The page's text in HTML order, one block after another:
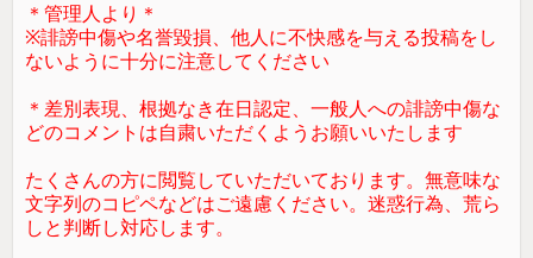
＊管理人より＊
※誹謗中傷や名誉毀損、他人に不快感を与える投稿をし
ないように十分に注意してください
＊差別表現、根拠なき在日認定、一般人への誹謗中傷な
どのコメントは自粛いただくようお願いいたします
たくさんの方に閲覧していただいております。無意味な
文字列のコピペなどはご遠慮ください。迷惑行為、荒ら
しと判断し対応します。